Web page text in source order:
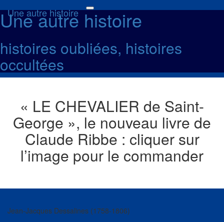
Toggle
navigation
Une autre histoire
Une autre histoire
histoires oubliées, histoires
occultées
« LE CHEVALIER de Saint-
George », le nouveau livre de
Claude Ribbe : cliquer sur
l’image pour le commander
Jean-Jacques Dessalines (1758-1806)